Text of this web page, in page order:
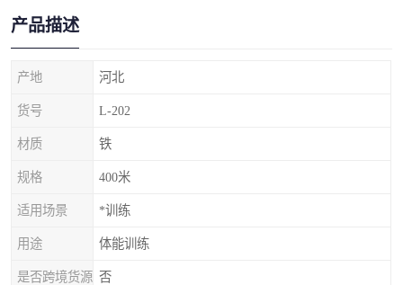
产品描述
产地 河北
货号 L-202
材质 铁
规格 400米
适用场景 *训练
用途 体能训练
是否跨境货源 否